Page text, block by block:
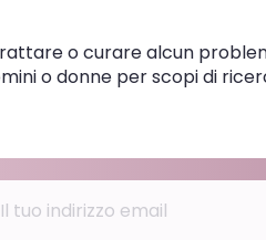
o curare alcun
o donne per scopi di